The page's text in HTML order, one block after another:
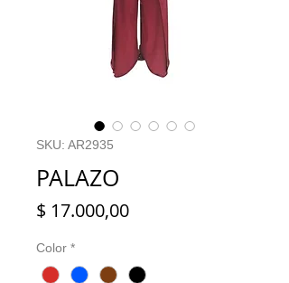
SKU: AR2935
PALAZO
$ 17.000,00Precio
Color *